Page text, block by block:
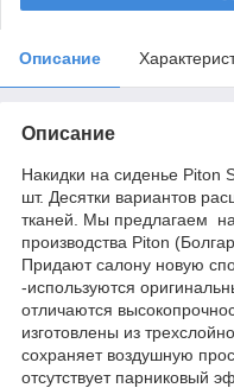
Описание
Описание
Накидки на сиденье Piton
шт. Десятки вариантов
тканей. Мы предлагаем
производства Piton
Придают салону новую
-используются
отличаются
изготовлены из
сохраняет воздушную
отсутствует парниковый